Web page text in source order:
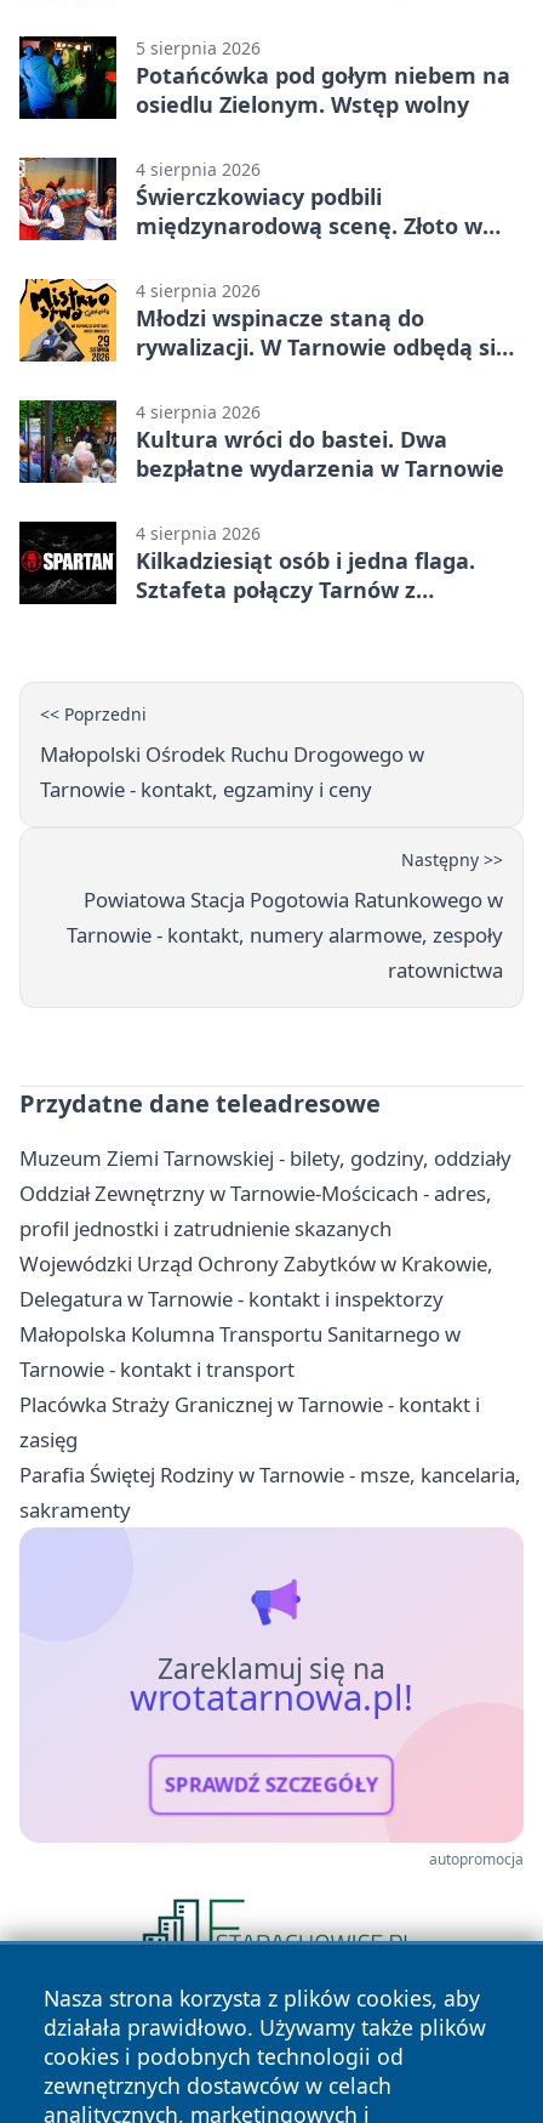
5 sierpnia 2026
Potańcówka pod gołym niebem na
osiedlu Zielonym. Wstęp wolny
4 sierpnia 2026
Świerczkowiacy podbili
międzynarodową scenę. Złoto w
4 sierpnia 2026
Młodzi wspinacze staną do
rywalizacji. W Tarnowie odbędą się
4 sierpnia 2026
Kultura wróci do bastei. Dwa
bezpłatne wydarzenia w Tarnowie
4 sierpnia 2026
Kilkadziesiąt osób i jedna flaga.
Sztafeta połączy Tarnów z
<< Poprzedni
Małopolski Ośrodek Ruchu Drogowego w
Tarnowie - kontakt, egzaminy i ceny
Następny >>
Powiatowa Stacja Pogotowia Ratunkowego w
Tarnowie - kontakt, numery alarmowe, zespoły
ratownictwa
Przydatne dane teleadresowe
Muzeum Ziemi Tarnowskiej - bilety, godziny, oddziały
Oddział Zewnętrzny w Tarnowie-Mościcach - adres,
profil jednostki i zatrudnienie skazanych
Wojewódzki Urząd Ochrony Zabytków w Krakowie,
Delegatura w Tarnowie - kontakt i inspektorzy
Małopolska Kolumna Transportu Sanitarnego w
Tarnowie - kontakt i transport
Placówka Straży Granicznej w Tarnowie - kontakt i
zasięg
Parafia Świętej Rodziny w Tarnowie - msze, kancelaria,
sakramenty
Zareklamuj się na
wrotatarnowa.pl!
SPRAWDŹ SZCZEGÓŁY
autopromocja
Nasza strona korzysta z plików cookies, aby
działała prawidłowo. Używamy także plików
cookies i podobnych technologii od
zewnętrznych dostawców w celach
analitycznych, marketingowych i